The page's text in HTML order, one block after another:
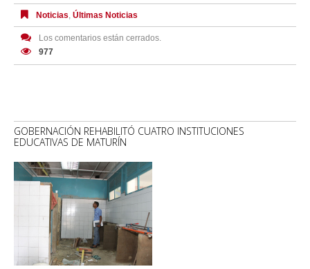
Noticias, Últimas Noticias
Los comentarios están cerrados.
977
GOBERNACIÓN REHABILITÓ CUATRO INSTITUCIONES
EDUCATIVAS DE MATURÍN